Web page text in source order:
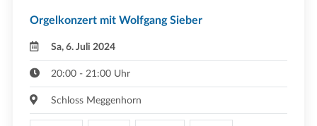
Orgelkonzert mit Wolfgang Sieber
Sa, 6. Juli 2024
20:00 - 21:00 Uhr
Schloss Meggenhorn